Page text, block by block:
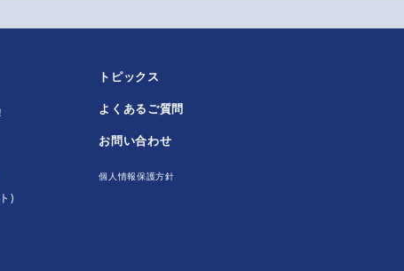
)
トピックス
よくあるご質問
お問い合わせ
個人情報保護方針